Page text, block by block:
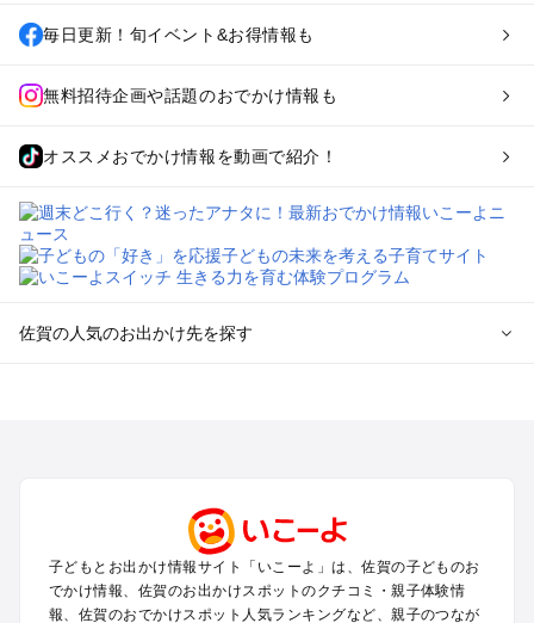
毎日更新！旬イベント&お得情報も
無料招待企画や話題のおでかけ情報も
オススメおでかけ情報を動画で紹介！
佐賀の人気のお出かけ先を探す
伊万里・有田のプールお出かけ
佐賀の定番お出かけスポット
佐賀の遊園地
子どもとお出かけ情報サイト「いこーよ」は、佐賀の子どものお
でかけ情報、佐賀のお出かけスポットのクチコミ・親子体験情
報、佐賀のおでかけスポット人気ランキングなど、親子のつなが